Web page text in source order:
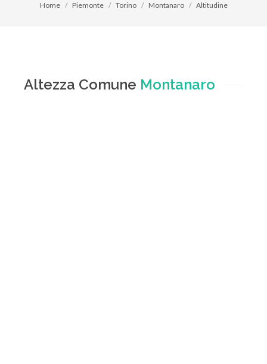
Home Piemonte Torino Montanaro Altitudine
Altezza Comune Montanaro